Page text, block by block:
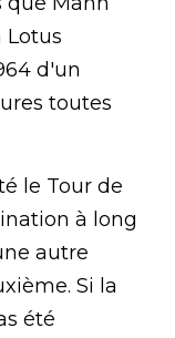
Lotus
d'un
toutes
le Tour de
à long
autre
Si la
été